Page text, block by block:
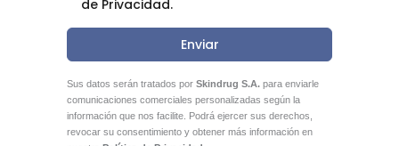
de Privacidad.
Enviar
Sus datos serán tratados por Skindrug S.A. para enviarle
comunicaciones comerciales personalizadas según la
información que nos facilite. Podrá ejercer sus derechos,
revocar su consentimiento y obtener más información en